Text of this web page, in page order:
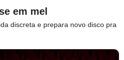
em mel
discreta e prepara novo disco pra